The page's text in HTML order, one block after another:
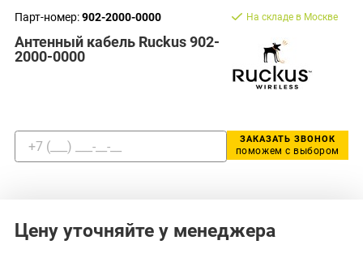
Парт-номер:902-2000-0000
Антенный кабель Ruckus 902-
2000-0000
На складе в Москве
ЗАКАЗАТЬ ЗВОНОК
поможем с выбором
Цену уточняйте у менеджера